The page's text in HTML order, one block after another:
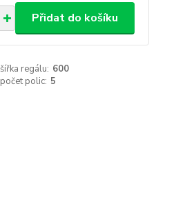
Přidat do košíku
šířka regálu: 600
počet polic: 5